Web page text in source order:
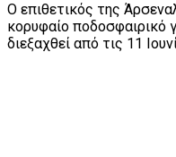
Ο επιθετικός της
κορυφαίο ποδοσφαιρικό
διεξαχθεί από τις 11